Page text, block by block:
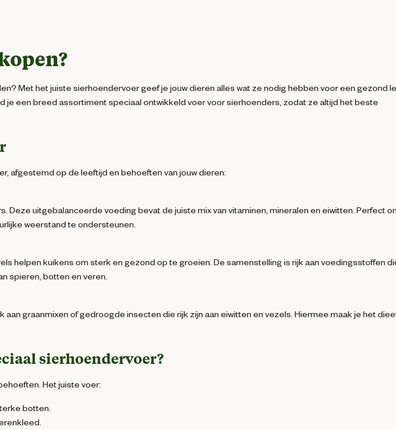
Met het juiste sierhoendervoer geef je jouw dieren alles wat ze nodig hebben voor een gezond
je een breed assortiment speciaal ontwikkeld voer voor sierhoenders, zodat ze altijd het beste
afgestemd op de leeftijd en behoeften van jouw dieren:
Deze uitgebalanceerde voeding bevat de juiste mix van vitaminen, mineralen en eiwitten. Perfect
weerstand te ondersteunen.
helpen kuikens om sterk en gezond op te groeien. De samenstelling is rijk aan voedingsstoffen
spieren, botten en veren.
aan graanmixen of gedroogde insecten die rijk zijn aan eiwitten en vezels. Hiermee maak je het
sierhoendervoer?
Het juiste voer:
botten.